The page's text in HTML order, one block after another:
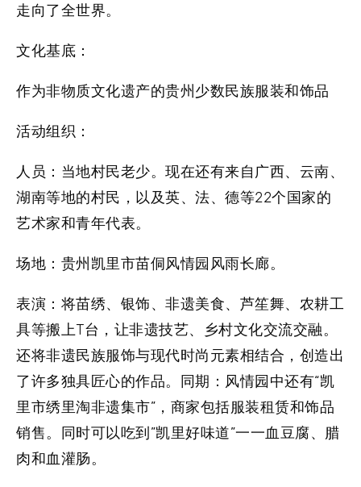
走向了全世界。
文化基底：
作为非物质文化遗产的贵州少数民族服装和饰品
活动组织：
人员： 当地村民老少。现在还有来自广西、云南、
湖南等地的村民，以及英、法、德等22个国家的
艺术家和青年代表。
场地： 贵州凯里市苗侗风情园风雨长廊。
表演： 将苗绣、银饰、非遗美食、芦笙舞、农耕工
具等搬上T台，让非遗技艺、乡村文化交流交融。
还将非遗民族服饰与现代时尚元素相结合，创造出
了许多独具匠心的作品。
同期： 风情园中还有“凯
里市绣里淘非遗集市”，商家包括服装租赁和饰品
销售。同时可以吃到”凯里好味道”一一血豆腐、腊
肉和血灌肠。